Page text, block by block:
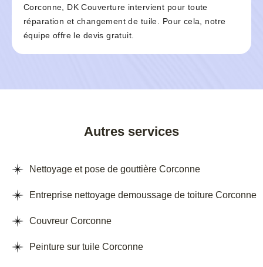
Corconne, DK Couverture intervient pour toute
réparation et changement de tuile. Pour cela, notre
équipe offre le devis gratuit.
Autres services
Nettoyage et pose de gouttière Corconne
Entreprise nettoyage demoussage de toiture Corconne
Couvreur Corconne
Peinture sur tuile Corconne